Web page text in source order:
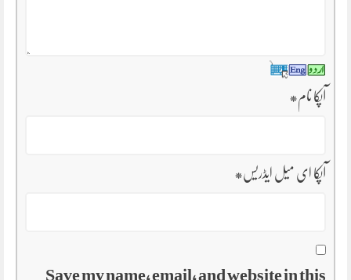
آپکا نام*
آپکا ای میل ایڈریس*
Save my name, email, and website in this